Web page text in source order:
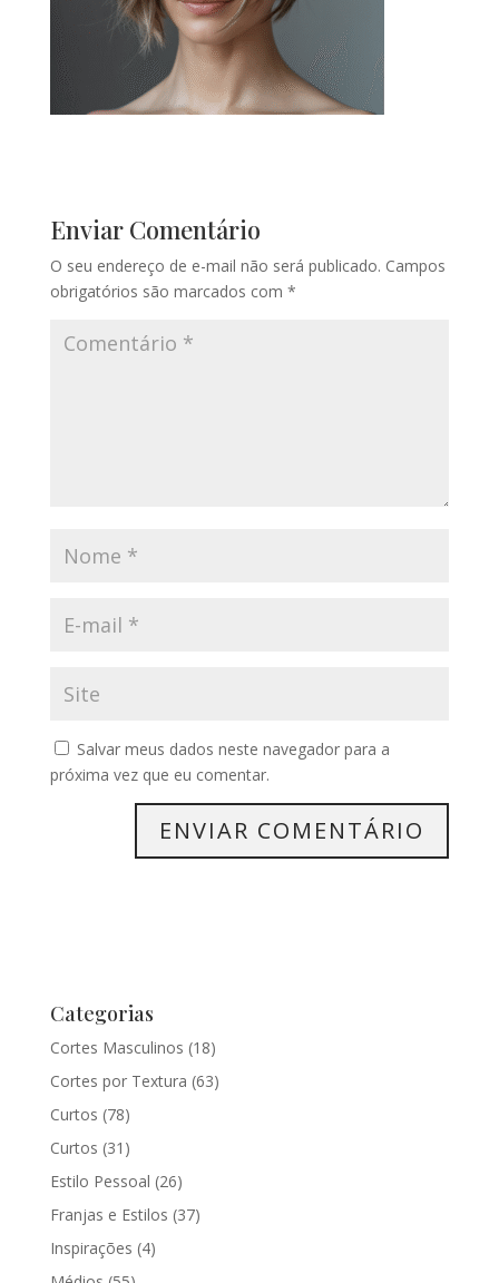
Enviar Comentário
O seu endereço de e-mail não será publicado. Campos
obrigatórios são marcados com *
Salvar meus dados neste navegador para a
próxima vez que eu comentar.
Categorias
Cortes Masculinos (18)
Cortes por Textura (63)
Curtos (78)
Curtos (31)
Estilo Pessoal (26)
Franjas e Estilos (37)
Inspirações (4)